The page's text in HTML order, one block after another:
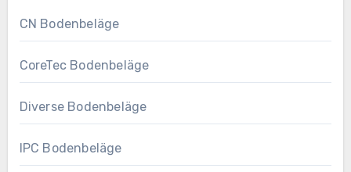
CN Bodenbeläge
CoreTec Bodenbeläge
Diverse Bodenbeläge
IPC Bodenbeläge